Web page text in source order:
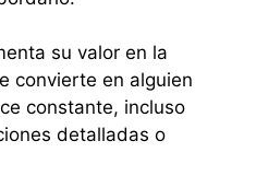
su valor en la
convierte en alguien
constante, incluso
detalladas o